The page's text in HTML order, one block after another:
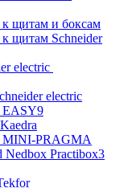
щитам и боксам
щитам Schneider
electric
electric
EASY9
MINI-PRAGMA
Practibox3